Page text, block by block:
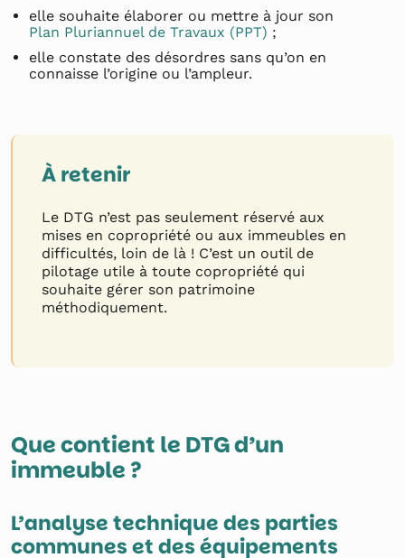
elle souhaite élaborer ou mettre à jour son
Plan Pluriannuel de Travaux (PPT) ;
elle constate des désordres sans qu’on en
connaisse l’origine ou l’ampleur.
À retenir
Le DTG n’est pas seulement réservé aux
mises en copropriété ou aux immeubles en
difficultés, loin de là ! C’est un outil de
pilotage utile à toute copropriété qui
souhaite gérer son patrimoine
méthodiquement.
Que contient le DTG d’un
immeuble ?
L’analyse technique des parties
communes et des équipements